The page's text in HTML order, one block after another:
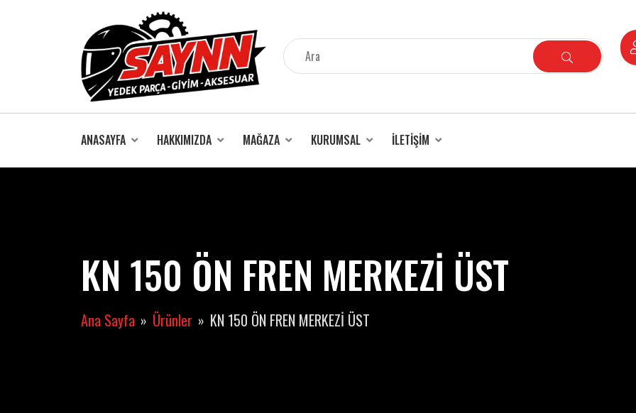
ANASAYFA HAKKIMIZDA MAĞAZA KURUMSAL İLETIŞIM
KN 150 ÖN FREN MERKEZİ ÜST
Ana Sayfa Ürünler KN 150 ÖN FREN MERKEZİ ÜST